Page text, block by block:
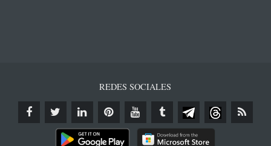
REDES SOCIALES